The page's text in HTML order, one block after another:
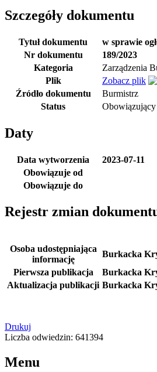
Szczegóły dokumentu
Tytuł dokumentu
w sprawie
Nr dokumentu
189/2023
Kategoria
Zarządzenia
Plik
Zobacz plik
Źródło dokumentu
Burmistrz
Status
Obowiązujący
Daty
Data wytworzenia
2023-07-11
Obowiązuje od
Obowiązuje do
Rejestr zmian
Osoba udostępniająca
informację
Burkacka
Pierwsza publikacja
Burkacka
Aktualizacja publikacji Burkacka
Drukuj
Liczba odwiedzin: 641394
Menu